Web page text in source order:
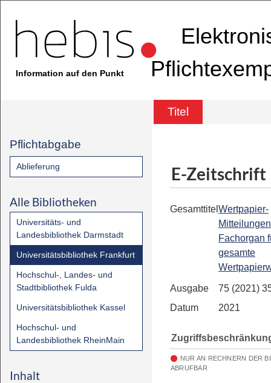
Information auf den Punkt
Titel
Pflichtabgabe
Ablieferung
Alle Bibliotheken
Universitäts- und
Landesbibliothek Darmstadt
Universitätsbibliothek Frankfurt
Hochschul-, Landes- und
Stadtbibliothek Fulda
Universitätsbibliothek Kassel
Hochschul- und
Landesbibliothek RheinMain
Inhalt
E-Zeitschrift
Gesamttitel Wertpapier-
Fachorgan
gesamte
Ausgabe
75 (2021)
Datum
2021
NUR AN RECHNERN DER
ABRUFBAR